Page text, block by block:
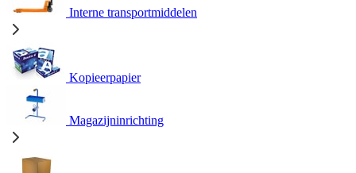
Interne transportmiddelen
Kopieerpapier
Magazijninrichting